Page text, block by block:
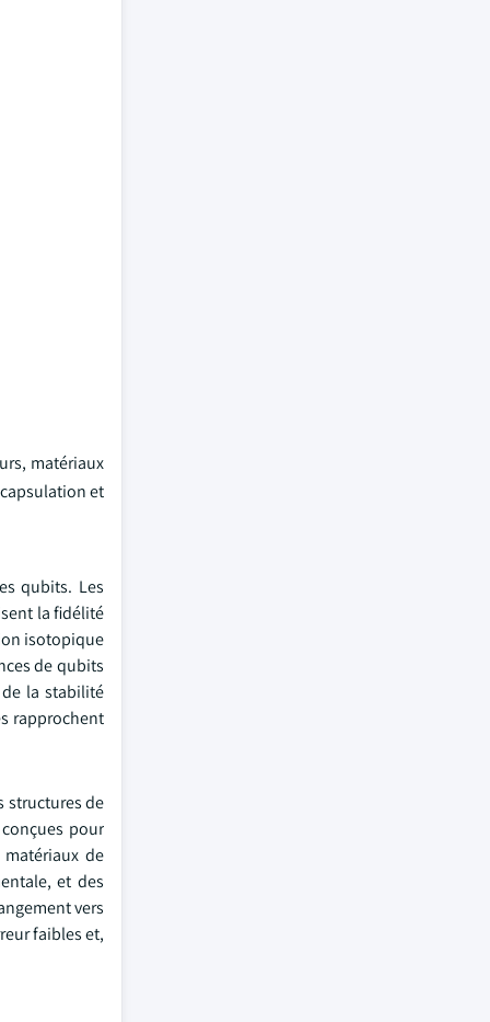
matériaux
et
qubits. Les
la fidélité
isotopique
de qubits
la stabilité
rapprochent
structures de
pour
de
et des
vers
faibles et,